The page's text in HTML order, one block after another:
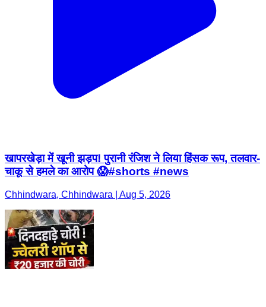
खापरखेड़ा में खूनी झड़प! पुरानी रंजिश ने लिया हिंसक रूप, तलवार-
चाकू से हमले का आरोप 😱#shorts #news
Chhindwara, Chhindwara | Aug 5, 2026